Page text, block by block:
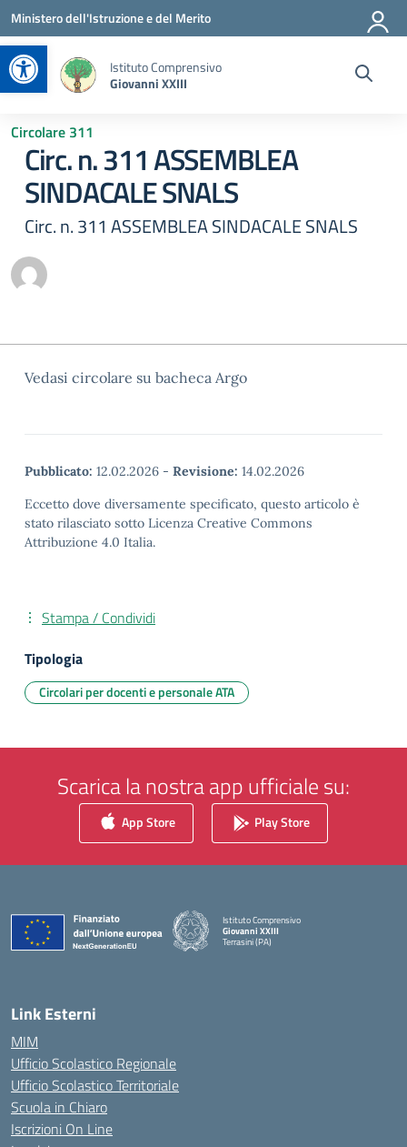
Apri la barra degli strumenti
Vai ai contenuti
Vai al menu di navigazione
Vai al footer
Ministero dell'Istruzione e del Merito
Istituto Comprensivo
Giovanni XXIII
Circolare 311
Circ. n. 311 ASSEMBLEA
SINDACALE SNALS
Circ. n. 311 ASSEMBLEA SINDACALE SNALS
Vedasi circolare su bacheca Argo
Pubblicato: 12.02.2026 - Revisione: 14.02.2026
Eccetto dove diversamente specificato, questo articolo è
stato rilasciato sotto Licenza Creative Commons
Attribuzione 4.0 Italia.
Stampa / Condividi
Tipologia
Circolari per docenti e personale ATA
Scarica la nostra app ufficiale su:
App Store Play Store
Istituto Comprensivo
Giovanni XXIII
Terrasini (PA)
Link Esterni
MIM
Ufficio Scolastico Regionale
Ufficio Scolastico Territoriale
Scuola in Chiaro
Iscrizioni On Line